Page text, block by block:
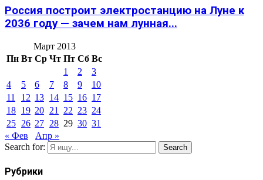
Россия построит электростанцию на Луне к
2036 году — зачем нам лунная...
Март 2013
Пн Вт Ср Чт Пт Сб Вс
1
2
3
4
5 6 7 8 9
10
11
12 13 14 15 16 17
18 19 20 21 22 23 24
25 26 27 28 29 30 31
« Фев
Апр »
Search for:
Search
Рубрики